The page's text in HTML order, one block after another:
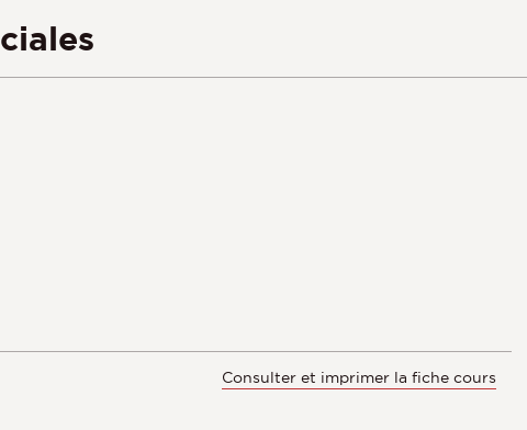
Consulter et imprimer la fiche cours